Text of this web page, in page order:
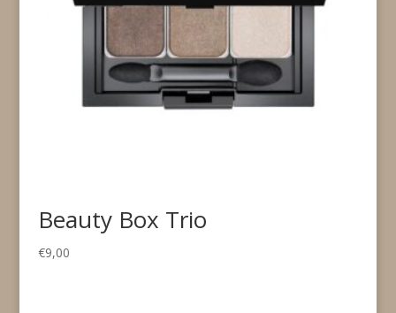
Beauty Box Trio
€9,00